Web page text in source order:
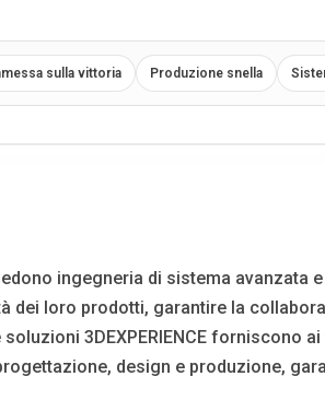
sulla vittoria Produzione snella
ingegneria di sistema
dei loro prodotti, garantire la
soluzioni 3DEXPERIENCE
design e produzione,